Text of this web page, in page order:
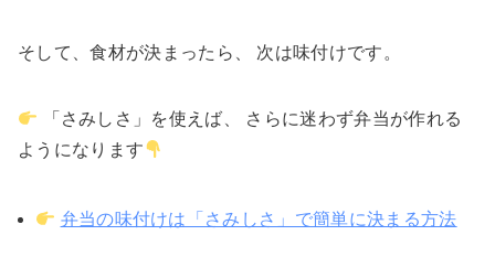
そして、食材が決まったら、 次は味付けです。
「さみしさ」を使えば、 さらに迷わず弁当が作れる
ようになります
弁当の味付けは「さみしさ」で簡単に決まる方法